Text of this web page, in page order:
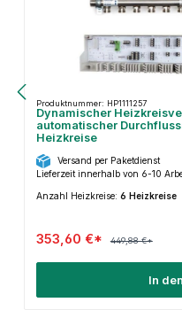
Produktnummer: HP1111257
Dynamischer
automatischer
Heizkreise
Versand per Paketdienst
Lieferzeit innerhalb von 6-10
Anzahl Heizkreise: 6 Heizkreise
353,60 €* 449,88 €*
In